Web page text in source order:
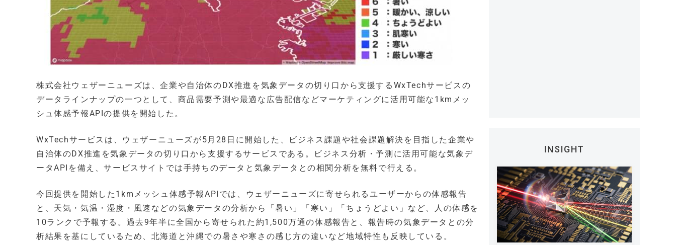
株式会社ウェザーニューズは、企業や自治体のDX推進を気象データの切り口から支援するWxTechサービスの
データラインナップの一つとして、商品需要予測や最適な広告配信などマーケティングに活用可能な1kmメッ
シュ体感予報APIの提供を開始した。
WxTechサービスは、ウェザーニューズが5月28日に開始した、ビジネス課題や社会課題解決を目指した企業や
自治体のDX推進を気象データの切り口から支援するサービスである。ビジネス分析・予測に活用可能な気象デ
ータAPIを備え、サービスサイトでは手持ちのデータと気象データとの相関分析を無料で行える。
今回提供を開始した1kmメッシュ体感予報APIでは、ウェザーニューズに寄せられるユーザーからの体感報告
と、天気・気温・湿度・風速などの気象データの分析から「暑い」「寒い」「ちょうどよい」など、人の体感を
10ランクで予報する。過去9年半に全国から寄せられた約1,500万通の体感報告と、報告時の気象データとの分
析結果を基にしているため、北海道と沖縄での暑さや寒さの感じ方の違いなど地域特性も反映している。
INSIGHT